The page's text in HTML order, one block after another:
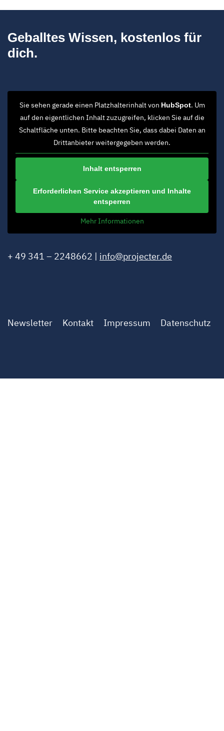
Geballtes Wissen, kostenlos für
dich.
Sie sehen gerade einen Platzhalterinhalt von HubSpot. Um
auf den eigentlichen Inhalt zuzugreifen, klicken Sie auf die
Schaltfläche unten. Bitte beachten Sie, dass dabei Daten an
Drittanbieter weitergegeben werden.
Inhalt entsperren
Erforderlichen Service akzeptieren und Inhalte
entsperren
Mehr Informationen
+ 49 341 – 2248662 | info@projecter.de
Newsletter Kontakt Impressum Datenschutz